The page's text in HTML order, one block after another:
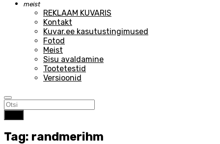
meist
REKLAAM KUVARIS
Kontakt
Kuvar.ee kasutustingimused
Fotod
Meist
Sisu avaldamine
Tootetestid
Versioonid
Tag: randmerihm